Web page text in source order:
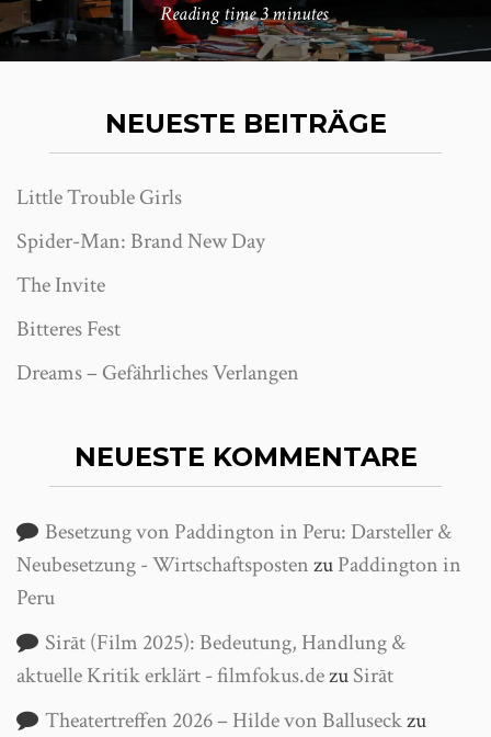
Reading time3 minutes
NEUESTE BEITRÄGE
Little Trouble Girls
Spider-Man: Brand New Day
The Invite
Bitteres Fest
Dreams – Gefährliches Verlangen
NEUESTE KOMMENTARE
Besetzung von Paddington in Peru: Darsteller &
Neubesetzung - WirtschaftspostenzuPaddington in
Peru
Sirāt (Film 2025): Bedeutung, Handlung &
aktuelle Kritik erklärt - filmfokus.dezuSirāt
Theatertreffen 2026 – Hilde von Balluseckzu